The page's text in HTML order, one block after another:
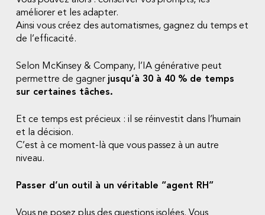
améliorer et les adapter.
Ainsi vous créez des automatismes, gagnez du temps et
de l’efficacité.
Selon McKinsey & Company, l’IA générative peut
permettre de gagner jusqu’à 30 à 40 % de temps
sur certaines tâches.
Et ce temps est précieux : il se réinvestit dans l’humain
et la décision.
C’est à ce moment-là que vous passez à un autre
niveau.
Passer d’un outil à un véritable “agent RH”